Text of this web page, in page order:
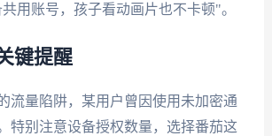
用账号，孩子看动画片也不卡顿"。
键提醒
流量陷阱，某用户曾因使用未加密通
特别注意设备授权数量，选择番茄这